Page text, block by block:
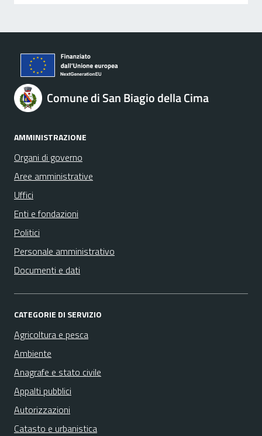
Comune di San Biagio della Cima
AMMINISTRAZIONE
Organi di governo
Aree amministrative
Uffici
Enti e fondazioni
Politici
Personale amministrativo
Documenti e dati
CATEGORIE DI SERVIZIO
Agricoltura e pesca
Ambiente
Anagrafe e stato civile
Appalti pubblici
Autorizzazioni
Catasto e urbanistica